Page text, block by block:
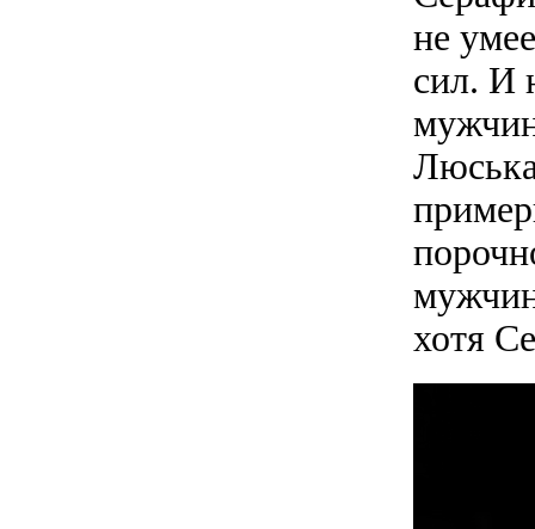
не
сил. И
хотя